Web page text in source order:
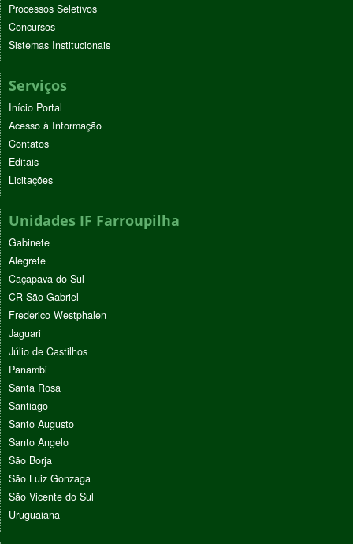
Processos Seletivos
Concursos
Sistemas Institucionais
Serviços
Início Portal
Acesso à Informação
Contatos
Editais
Licitações
Unidades IF Farroupilha
Gabinete
Alegrete
Caçapava do Sul
CR São Gabriel
Frederico Westphalen
Jaguari
Júlio de Castilhos
Panambi
Santa Rosa
Santiago
Santo Augusto
Santo Ângelo
São Borja
São Luiz Gonzaga
São Vicente do Sul
Uruguaiana